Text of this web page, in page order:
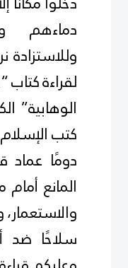
دماءهم
لقراءة كتاب
كتب الإسلام
دومًا عماد
المانع
سلاحًا ضد